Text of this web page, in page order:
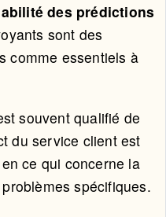
des prédictions
sont des
comme essentiels à
souvent qualifié de
du service client est
ce qui concerne la
spécifiques.